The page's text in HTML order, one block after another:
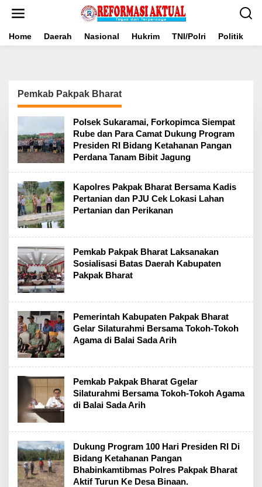
Home Daerah Nasional Hukrim TNI/Polri Politik
Pemkab Pakpak Bharat
Polsek Sukaramai, Forkopimca Siempat
Rube dan Para Camat Dukung Program
Presiden RI Bidang Ketahanan Pangan
Perdana Tanam Bibit Jagung
Kapolres Pakpak Bharat Bersama Kadis
Pertanian dan PJU Cek Lokasi Lahan
Pertanian dan Perikanan
Pemkab Pakpak Bharat Laksanakan
Sosialisasi Batas Daerah Kabupaten
Pakpak Bharat
Pemerintah Kabupaten Pakpak Bharat
Gelar Silaturahmi Bersama Tokoh-Tokoh
Agama di Balai Sada Arih
Pemkab Pakpak Bharat Ggelar
Silaturahmi Bersama Tokoh-Tokoh Agama
di Balai Sada Arih
Dukung Program 100 Hari Presiden RI Di
Bidang Ketahanan Pangan
Bhabinkamtibmas Polres Pakpak Bharat
Aktif Turun Ke Desa Binaan.